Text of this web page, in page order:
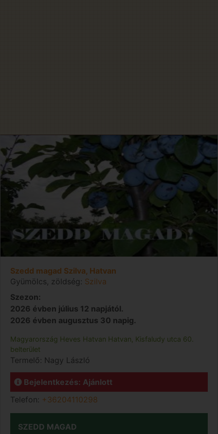
Szedd magad Szilva, Hatvan
Gyümölcs, zöldség: Szilva
Szezon:
2026 évben július 12 napjától.
2026 évben augusztus 30 napig.
Magyarország Heves Hatvan Hatvan, Kisfaludy utca 60.
belterület
Termelő: Nagy László
Bejelentkezés: Ajánlott
Telefon: +36204110298
SZEDD MAGAD